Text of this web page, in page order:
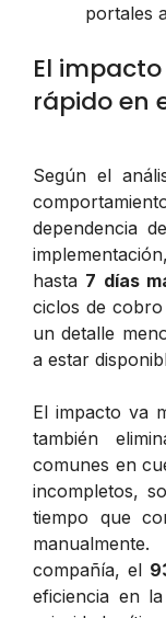
portales
El
rápido en
Según el
dependencia
hasta 7 días
ciclos de
un detalle
a estar
El impacto va
también
comunes en
incompletos,
tiempo que
compañía, el
eficiencia en